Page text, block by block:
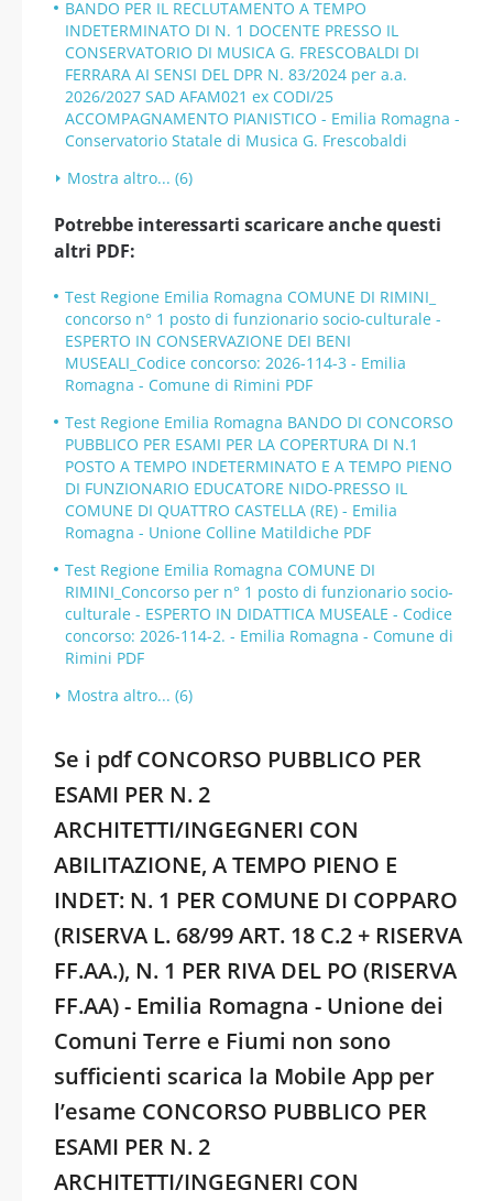
BANDO PER IL RECLUTAMENTO A TEMPO
INDETERMINATO DI N. 1 DOCENTE PRESSO IL
CONSERVATORIO DI MUSICA G. FRESCOBALDI DI
FERRARA AI SENSI DEL DPR N. 83/2024 per a.a.
2026/2027 SAD AFAM021 ex CODI/25
ACCOMPAGNAMENTO PIANISTICO - Emilia Romagna -
Conservatorio Statale di Musica G. Frescobaldi
Mostra altro... (6)
Potrebbe interessarti scaricare anche questi
altri PDF:
Test Regione Emilia Romagna COMUNE DI RIMINI_
concorso n° 1 posto di funzionario socio-culturale -
ESPERTO IN CONSERVAZIONE DEI BENI
MUSEALI_Codice concorso: 2026-114-3 - Emilia
Romagna - Comune di Rimini PDF
Test Regione Emilia Romagna BANDO DI CONCORSO
PUBBLICO PER ESAMI PER LA COPERTURA DI N.1
POSTO A TEMPO INDETERMINATO E A TEMPO PIENO
DI FUNZIONARIO EDUCATORE NIDO-PRESSO IL
COMUNE DI QUATTRO CASTELLA (RE) - Emilia
Romagna - Unione Colline Matildiche PDF
Test Regione Emilia Romagna COMUNE DI
RIMINI_Concorso per n° 1 posto di funzionario socio-
culturale - ESPERTO IN DIDATTICA MUSEALE - Codice
concorso: 2026-114-2. - Emilia Romagna - Comune di
Rimini PDF
Mostra altro... (6)
Se i pdf CONCORSO PUBBLICO PER
ESAMI PER N. 2
ARCHITETTI/INGEGNERI CON
ABILITAZIONE, A TEMPO PIENO E
INDET: N. 1 PER COMUNE DI COPPARO
(RISERVA L. 68/99 ART. 18 C.2 + RISERVA
FF.AA.), N. 1 PER RIVA DEL PO (RISERVA
FF.AA) - Emilia Romagna - Unione dei
Comuni Terre e Fiumi non sono
sufficienti scarica la Mobile App per
l’esame CONCORSO PUBBLICO PER
ESAMI PER N. 2
ARCHITETTI/INGEGNERI CON